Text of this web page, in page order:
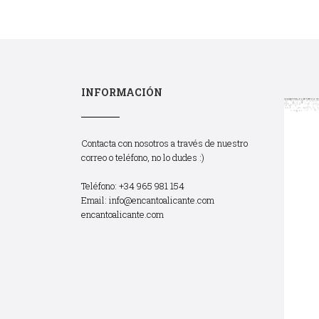
INFORMACIÓN
Contacta con nosotros a través de nuestro
correo o teléfono, no lo dudes :)
Teléfono: +34 965 981 154
Email: info@encantoalicante.com
encantoalicante.com